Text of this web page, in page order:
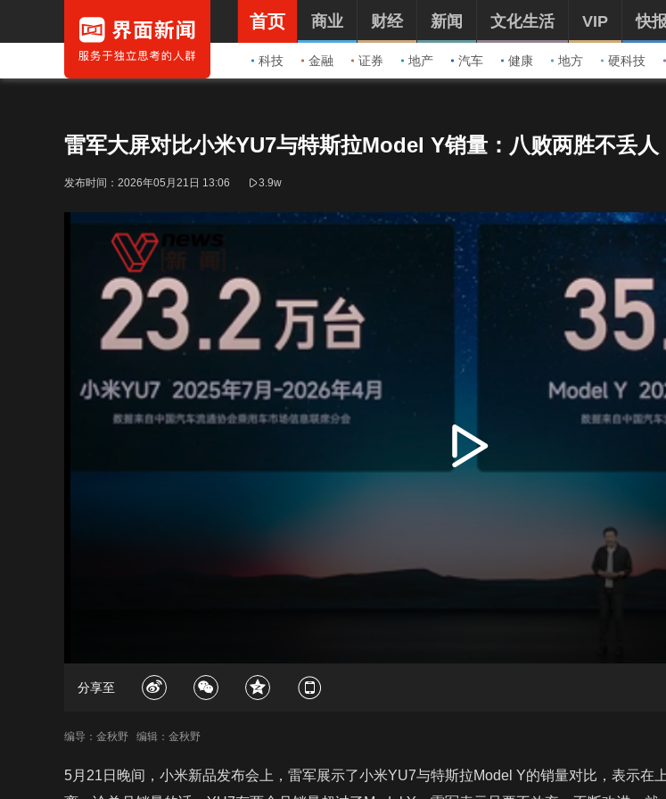
首页
科技 金融 证券 地产 汽车 健康 地方 硬科技
商业 财经 新闻 文化生活 VIP 快报
雷军大屏对比小米YU7与特斯拉Model Y销量：八败两胜不丢人
发布时间： 2026年05月21日 13:06 3.9w
放
分享至
编导：金秋野 编辑：金秋野
5月21日晚间，小米新品发布会上，雷军展示了小米YU7与特斯拉Model Y的销量对比，表示